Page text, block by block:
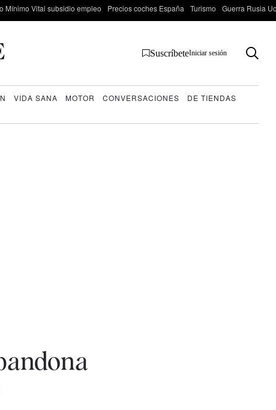
Mínimo Vital subsidio empleo Precios coches España Turismo Guerra Rusia
SuscríbeteIniciar sesión
VIDA SANA MOTOR CONVERSACIONES
DE TIENDAS